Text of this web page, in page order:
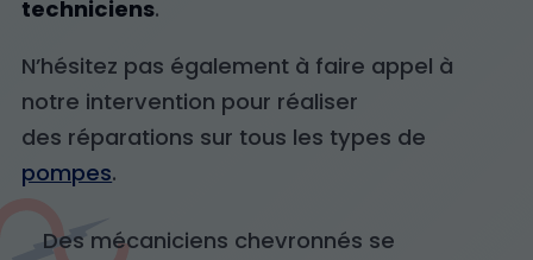
techniciens.
N’hésitez pas également à faire appel à
notre intervention pour réaliser
des réparations sur tous les types de
pompes.
Des mécaniciens chevronnés se